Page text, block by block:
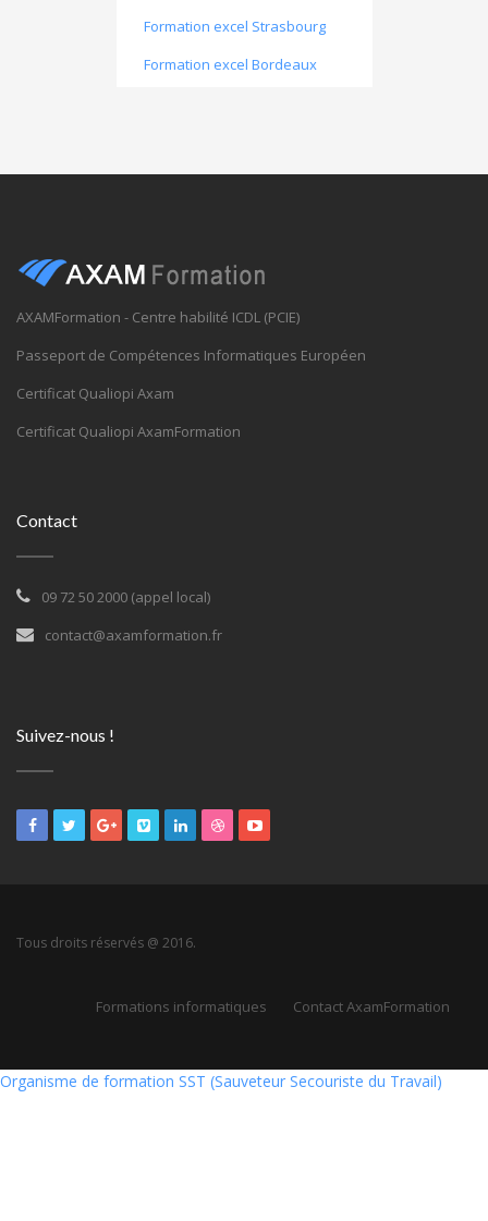
Formation excel Strasbourg
Formation excel Bordeaux
Formation excel Reims
Formation excel Dijon
Formation excel Orléans
Formation excel Mulhouse
AXAMFormation - Centre habilité ICDL (PCIE)
Passeport de Compétences Informatiques Européen
Certificat Qualiopi Axam
Certificat Qualiopi AxamFormation
Contact
09 72 50 2000 (appel local)
contact@axamformation.fr
Suivez-nous !
Tous droits réservés @ 2016.
Formations informatiques Contact AxamFormation
Organisme de formation SST (Sauveteur Secouriste du Travail)